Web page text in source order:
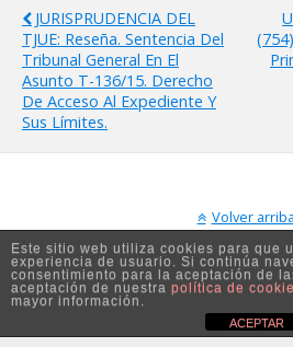
JURISPRUDENCIA DEL
TJUE: Reseña. Sentencia Del
Tribunal General En El
Asunto T-136/15. Derecho
De Acceso Al Expediente Y
Sus Límites.
Volver arriba
Móvil
Este sitio web utiliza cookies para que
experiencia de usuario. Si continúa
consentimiento para la aceptación de
aceptación de nuestra política de
mayor información.
ACEPTAR